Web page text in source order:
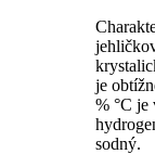
je
% °C je
sodný.